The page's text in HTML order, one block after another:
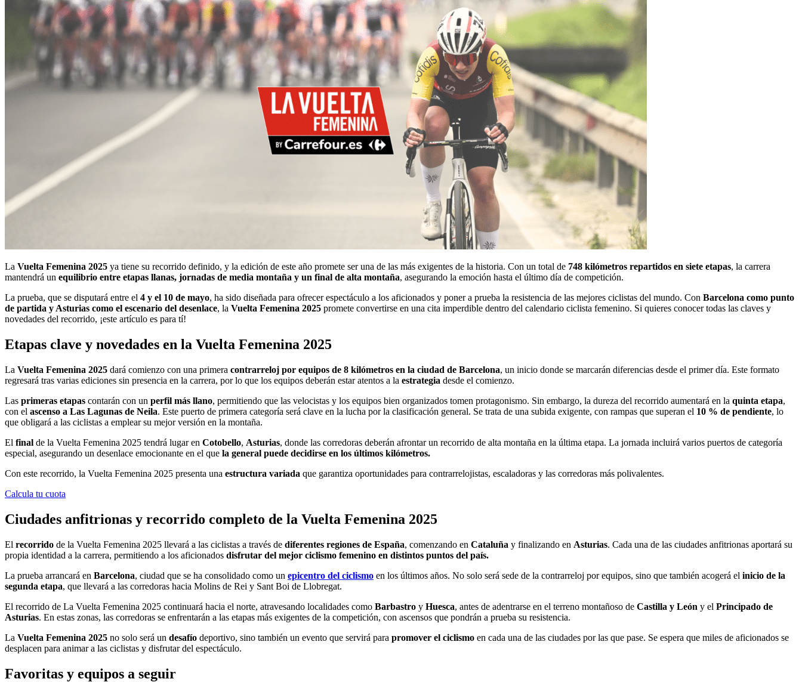
La Vuelta Femenina 2025 ya tiene su recorrido definido, y la edición de este año promete ser una de las más exigentes de la historia. Con un total de 748 kilómetros repartidos en siete etapas, la carrera
mantendrá un equilibrio entre etapas llanas, jornadas de media montaña y un final de alta montaña, asegurando la emoción hasta el último día de competición.
La prueba, que se disputará entre el 4 y el 10 de mayo, ha sido diseñada para ofrecer espectáculo a los aficionados y poner a prueba la resistencia de las mejores ciclistas del mundo. Con Barcelona como punto
de partida y Asturias como el escenario del desenlace, la Vuelta Femenina 2025 promete convertirse en una cita imperdible dentro del calendario ciclista femenino. Si quieres conocer todas las claves y
novedades del recorrido, ¡este artículo es para tí!
Etapas clave y novedades en la Vuelta Femenina 2025
La Vuelta Femenina 2025 dará comienzo con una primera contrarreloj por equipos de 8 kilómetros en la ciudad de Barcelona, un inicio donde se marcarán diferencias desde el primer día. Este formato
regresará tras varias ediciones sin presencia en la carrera, por lo que los equipos deberán estar atentos a la estrategia desde el comienzo.
Las primeras etapas contarán con un perfil más llano, permitiendo que las velocistas y los equipos bien organizados tomen protagonismo. Sin embargo, la dureza del recorrido aumentará en la quinta etapa,
con el ascenso a Las Lagunas de Neila. Este puerto de primera categoría será clave en la lucha por la clasificación general. Se trata de una subida exigente, con rampas que superan el 10 % de pendiente, lo
que obligará a las ciclistas a emplear su mejor versión en la montaña.
El final de la Vuelta Femenina 2025 tendrá lugar en Cotobello, Asturias, donde las corredoras deberán afrontar un recorrido de alta montaña en la última etapa. La jornada incluirá varios puertos de categoría
especial, asegurando un desenlace emocionante en el que la general puede decidirse en los últimos kilómetros.
Con este recorrido, la Vuelta Femenina 2025 presenta una estructura variada que garantiza oportunidades para contrarrelojistas, escaladoras y las corredoras más polivalentes.
Calcula tu cuota
Ciudades anfitrionas y recorrido completo de la Vuelta Femenina 2025
El recorrido de la Vuelta Femenina 2025 llevará a las ciclistas a través de diferentes regiones de España, comenzando en Cataluña y finalizando en Asturias. Cada una de las ciudades anfitrionas aportará su
propia identidad a la carrera, permitiendo a los aficionados disfrutar del mejor ciclismo femenino en distintos puntos del país.
La prueba arrancará en Barcelona, ciudad que se ha consolidado como un epicentro del ciclismo en los últimos años. No solo será sede de la contrarreloj por equipos, sino que también acogerá el inicio de la
segunda etapa, que llevará a las corredoras hacia Molins de Rei y Sant Boi de Llobregat.
El recorrido de La Vuelta Femenina 2025 continuará hacia el norte, atravesando localidades como Barbastro y Huesca, antes de adentrarse en el terreno montañoso de Castilla y León y el Principado de
Asturias. En estas zonas, las corredoras se enfrentarán a las etapas más exigentes de la competición, con ascensos que pondrán a prueba su resistencia.
La Vuelta Femenina 2025 no solo será un desafío deportivo, sino también un evento que servirá para promover el ciclismo en cada una de las ciudades por las que pase. Se espera que miles de aficionados se
desplacen para animar a las ciclistas y disfrutar del espectáculo.
Favoritas y equipos a seguir